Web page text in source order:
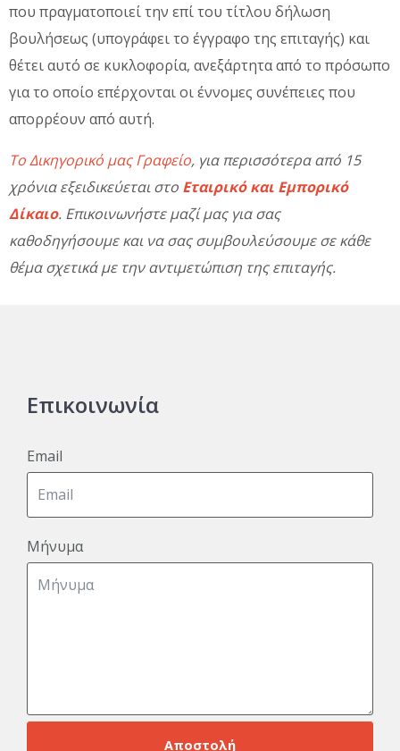
που πραγματοποιεί την επί του τίτλου δήλωση
βουλήσεως (υπογράφει το έγγραφο της επιταγής) και
θέτει αυτό σε κυκλοφορία, ανεξάρτητα από το πρόσωπο
για το οποίο επέρχονται οι έννομες συνέπειες που
απορρέουν από αυτή.
Το Δικηγορικό μας Γραφείο, για περισσότερα από 15
χρόνια εξειδικεύεται στο Εταιρικό και Εμπορικό
Δίκαιο. Επικοινωνήστε μαζί μας για σας
καθοδηγήσουμε και να σας συμβουλεύσουμε σε κάθε
θέμα σχετικά με την αντιμετώπιση της επιταγής.
Επικοινωνία
Email
Μήνυμα
Αποστολή